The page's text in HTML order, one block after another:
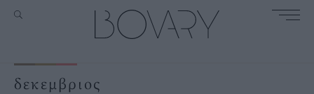
δεκεμβριος